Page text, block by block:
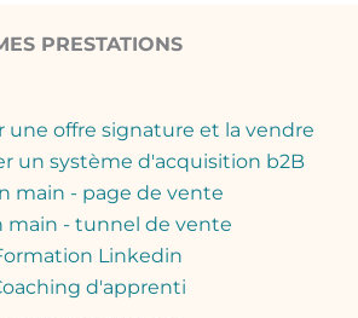
PRESTATIONS
une offre signature et la vendre
un système d'acquisition b2B
main - page de vente
main - tunnel de vente
Linkedin
d'apprenti